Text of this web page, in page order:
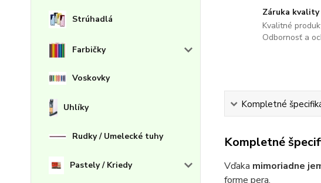
Strúhadlá
Farbičky
Voskovky
Uhlíky
Rudky / Umelecké tuhy
Pastely / Kriedy
Záruka kvality
Kvalitné
Odbornosť a
Kompletné
Kompletné
Vďaka mimoriadne
forme pera.